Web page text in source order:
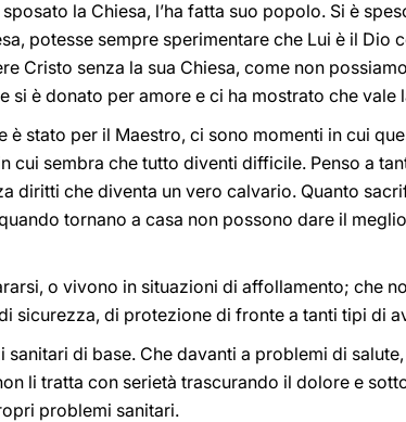
la Chiesa, l’ha fatta suo popolo. Si è
potesse sempre sperimentare che Lui è il Dio
Cristo senza la sua Chiesa, come non
si è donato per amore e ci ha mostrato che vale
è stato per il Maestro, ci sono momenti in cui
cui sembra che tutto diventi difficile. Penso a
diritti che diventa un vero calvario. Quanto
tornano a casa non possono dare il
o vivono in situazioni di affollamento; che
sicurezza, di protezione di fronte a tanti tipi di
di base. Che davanti a problemi di
li tratta con serietà trascurando il dolore e
problemi sanitari.